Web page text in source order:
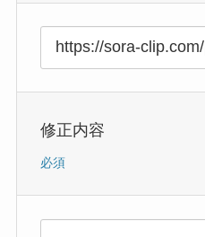
修正内容
必須